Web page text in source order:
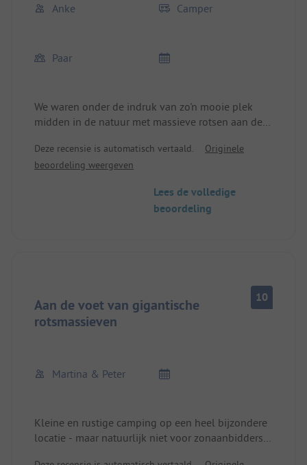
Anke Camper
Paar
We waren onder de indruk van zo'n mooie plek
midden in de natuur met massieve rotsen aan de
rijst gewoonweg prachtig en de prijs is niet te
hoog dat is oke voor de service die wordt geleverd
inbegrepen in de prijs de eigenaren zijn erg
aardige mensen vooral omdat ze goed Duits
Deze recensie is automatisch vertaald.
Originele
beoordeling weergeven
Lees de volledige
beoordeling
Aan de voet van gigantische
rotsmassieven
10
Martina & Peter
Kleine en rustige camping op een heel bijzondere
locatie - maar natuurlijk niet voor zonaanbidders.